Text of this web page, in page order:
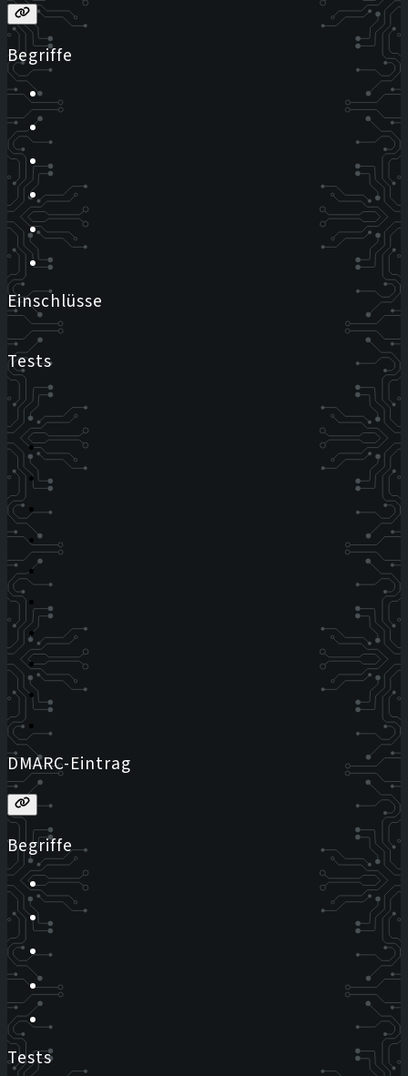
Begriffe
Einschlüsse
Tests
DMARC-Eintrag
Begriffe
Tests